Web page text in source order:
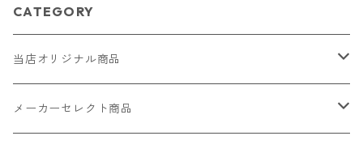
CATEGORY
当店オリジナル商品
レザー（革）
メーカーセレクト商品